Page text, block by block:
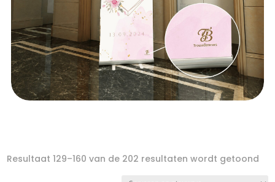
Resultaat 129–160 van de 202 resultaten wordt getoond